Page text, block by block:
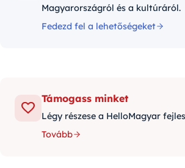
Magyarországról és a kultúráról.
Fedezd fel a lehetőségeket
Támogass minket
Légy részese a HelloMagyar
Tovább